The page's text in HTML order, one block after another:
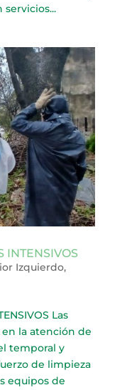
INTENSIVOS
Izquierdo,
Las
la atención de
temporal y
de limpieza
equipos de